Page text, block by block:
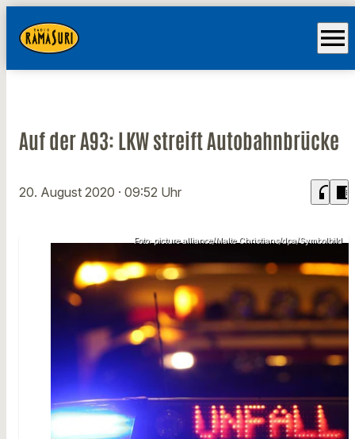
menu
Auf der A93: LKW streift Autobahnbrücke
20. August 2020 · 09:52 Uhr headphones chrome_reader_mode
Foto: picture alliance/Malte Christians/dpa/Symbolbild